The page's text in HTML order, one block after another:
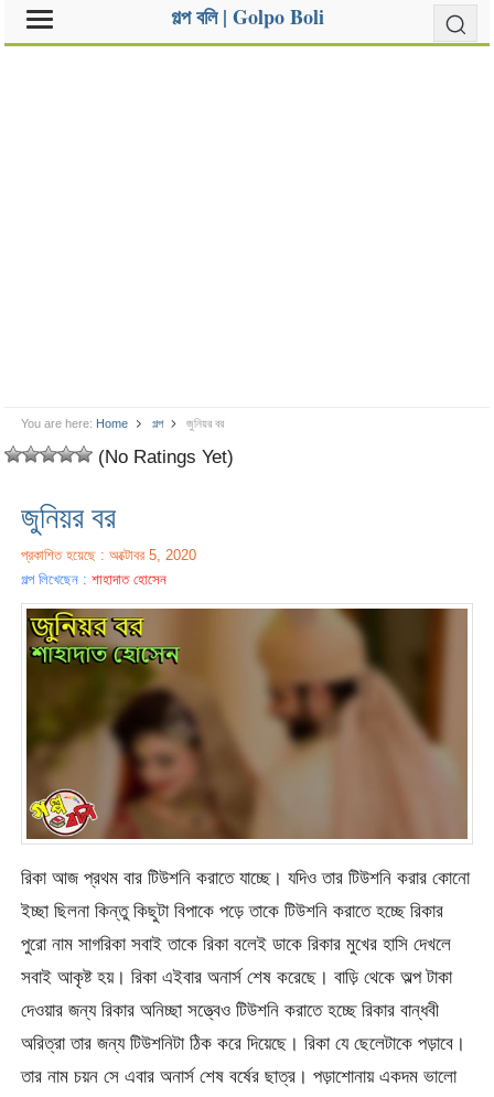
গল্প বলি | Golpo Boli
You are here: Home গল্প জুনিয়র বর
(No Ratings Yet)
জুনিয়র বর
প্রকাশিত হয়েছে : অক্টোবর 5, 2020
গল্প লিখেছেন :শাহাদাত হোসেন
রিকা আজ প্রথম বার টিউশনি করাতে যাচ্ছে। যদিও তার টিউশনি করার কোনো
ইচ্ছা ছিলনা কিন্তু কিছুটা বিপাকে পড়ে তাকে টিউশনি করাতে হচ্ছে রিকার
পুরো নাম সাগরিকা সবাই তাকে রিকা বলেই ডাকে রিকার মুখের হাসি দেখলে
সবাই আকৃষ্ট হয়। রিকা এইবার অনার্স শেষ করেছে। বাড়ি থেকে অল্প টাকা
দেওয়ার জন্য রিকার অনিচ্ছা সত্ত্বেও টিউশনি করাতে হচ্ছে রিকার বান্ধবী
অরিত্রা তার জন্য টিউশনিটা ঠিক করে দিয়েছে। রিকা যে ছেলেটাকে পড়াবে।
তার নাম চয়ন সে এবার অনার্স শেষ বর্ষের ছাত্র। পড়াশোনায় একদম ভালো